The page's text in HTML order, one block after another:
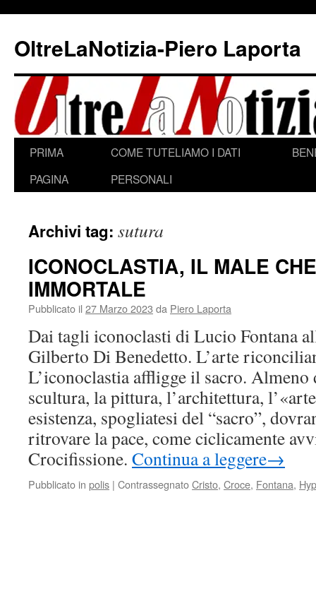
contenuto
OltreLaNotizia-Piero Laporta
PRIMA
PAGINA
COME TUTELIAMO I DATI
PERSONALI
Archivi tag: sutura
ICONOCLASTIA, IL MALE
IMMORTALE
Pubblicato il 27 Marzo 2023 da Piero Laporta
Dai tagli iconoclasti di Lucio Fontana
Gilberto Di Benedetto. L’arte
L’iconoclastia affligge il sacro. Almeno
scultura, la pittura, l’architettura,
esistenza, spogliatesi del “sacro”,
ritrovare la pace, come ciclicamente
Crocifissione. Continua a leggere→
Pubblicato in polis | ContrassegnatoCristo, Croce, Fontana,